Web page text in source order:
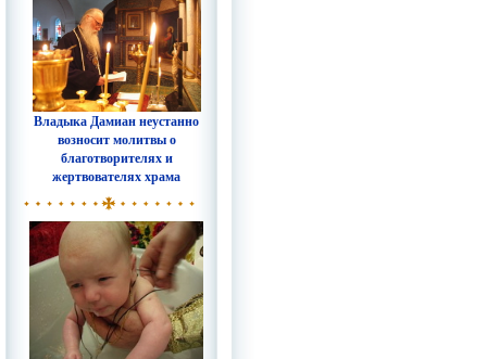
Владыка Дамиан неустанно
возносит молитвы о
благотворителях и
жертвователях храма